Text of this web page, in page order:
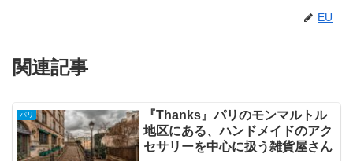
EU
関連記事
パリ
『Thanks』パリのモンマルトル
地区にある、ハンドメイドのアク
セサリーを中心に扱う雑貨屋さん